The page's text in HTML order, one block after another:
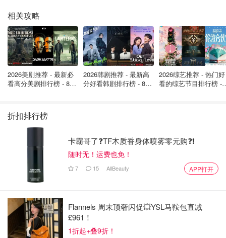
相关攻略
2026美剧推荐 - 最新必
看高分美剧排行榜 - 8月
2026韩剧推荐 - 最新高
分好看韩剧排行榜 - 8月
2026综艺推荐 - 热门好
看的综艺节目排行榜 -
折扣排行榜
卡霸哥了❓TF木质香身体喷雾零元购❓❗
随时无！运费也免！
7 15 AllBeauty APP打开
Flannels 周末顶奢闪促💥YSL马鞍包直减
£961！
1折起+叠9折！